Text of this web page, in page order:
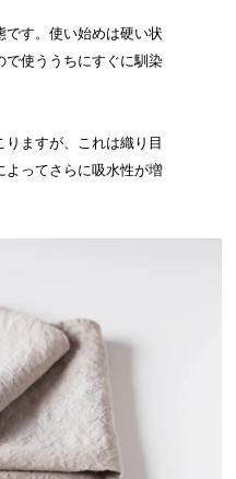
す。使い始めは硬い状
で使ううちにすぐに馴染
ますが、これは織り目
よってさらに吸水性が増